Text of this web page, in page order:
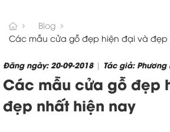
Blog
Các mẫu cửa gỗ đẹp hiện đại và
Đăng ngày: 20-09-2018| Tác giả: Phương
Các mẫu cửa gỗ đẹp
đẹp nhất hiện nay